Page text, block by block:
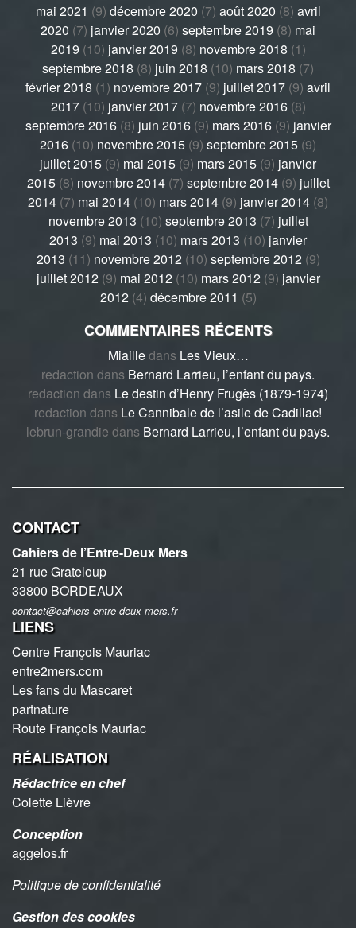
mai 2021 (9) décembre 2020 (7) août 2020 (8) avril
2020 (7) janvier 2020 (6) septembre 2019 (8) mai
2019 (10) janvier 2019 (8) novembre 2018 (1)
septembre 2018 (8) juin 2018 (10) mars 2018 (7)
février 2018 (1) novembre 2017 (9) juillet 2017 (9) avril
2017(10) janvier 2017(7) novembre 2016(8)
septembre 2016(8) juin 2016(9) mars 2016(9) janvier
2016 (10) novembre 2015 (9) septembre 2015 (9)
juillet 2015 (9) mai 2015 (9) mars 2015 (9) janvier
2015(8) novembre 2014(7) septembre 2014(9) juillet
2014 (7) mai 2014 (10) mars 2014 (9) janvier 2014 (8)
novembre 2013 (10) septembre 2013 (7) juillet
2013 (9) mai 2013 (10) mars 2013 (10) janvier
2013 (11) novembre 2012(10) septembre 2012(9)
juillet 2012(9) mai 2012(10) mars 2012(9) janvier
2012 (4) décembre 2011 (5)
COMMENTAIRES RÉCENTS
Miailledans Les Vieux…
redaction dans Bernard Larrieu, l’enfant du pays.
redaction dans Le destin d’Henry Frugès (1879-1974)
redaction dans Le Cannibale de l’asile de Cadillac!
lebrun-grandie dans Bernard Larrieu, l’enfant du pays.
CONTACT
Cahiers de l’Entre-Deux Mers
21 rue Grateloup
33800 BORDEAUX
contact@cahiers-entre-deux-mers.fr
LIENS
Centre François Mauriac
entre2mers.com
Les fans du Mascaret
partnature
Route François Mauriac
RÉALISATION
Rédactrice en chef
Colette Lièvre
Conception
aggelos.fr
Politique de confidentialité
Gestion des cookies